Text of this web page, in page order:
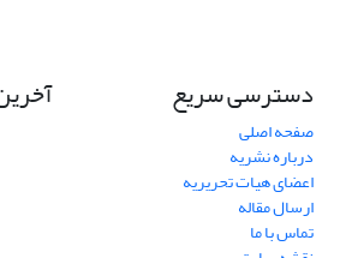
دسترسی سریع
صفحه اصلی
درباره نشریه
اعضای هیات تحریریه
ارسال مقاله
تماس با ما